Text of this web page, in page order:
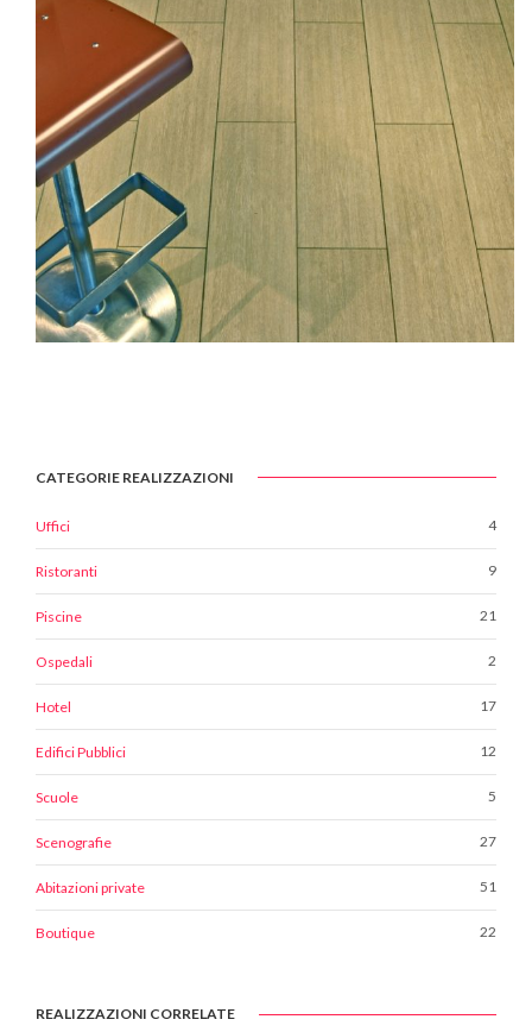
CATEGORIE REALIZZAZIONI
Uffici 4
Ristoranti 9
Piscine 21
Ospedali 2
Hotel 17
Edifici Pubblici 12
Scuole 5
Scenografie 27
Abitazioni private 51
Boutique 22
REALIZZAZIONI CORRELATE